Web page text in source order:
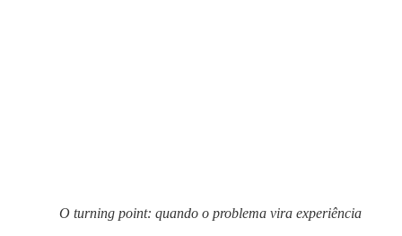
O turning point: quando o problema vira experiência